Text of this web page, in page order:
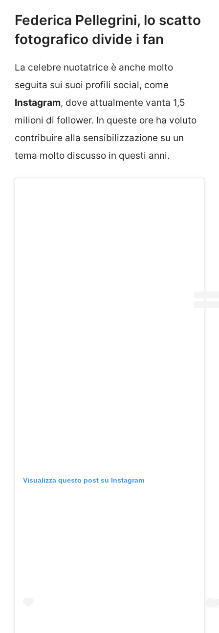
Federica Pellegrini, lo scatto
fotografico divide i fan
La celebre nuotatrice è anche molto
seguita sui suoi profili social, come
Instagram, dove attualmente vanta 1,5
milioni di follower. In queste ore ha voluto
contribuire alla sensibilizzazione su un
tema molto discusso in questi anni.
Visualizza questo post su Instagram